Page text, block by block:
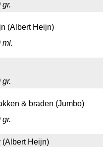
(Albert Heijn)
ml.
& braden (Jumbo)
(Albert Heijn)